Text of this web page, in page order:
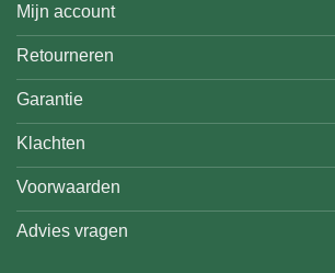
Mijn account
Retourneren
Garantie
Klachten
Voorwaarden
Advies vragen